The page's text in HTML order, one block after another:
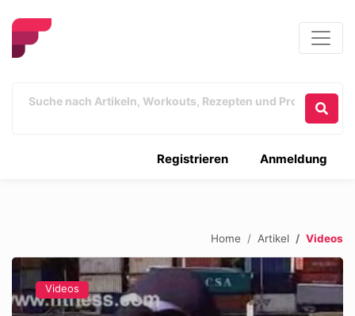
Anmeldung
Registrieren
Home Artikel Videos
Videos